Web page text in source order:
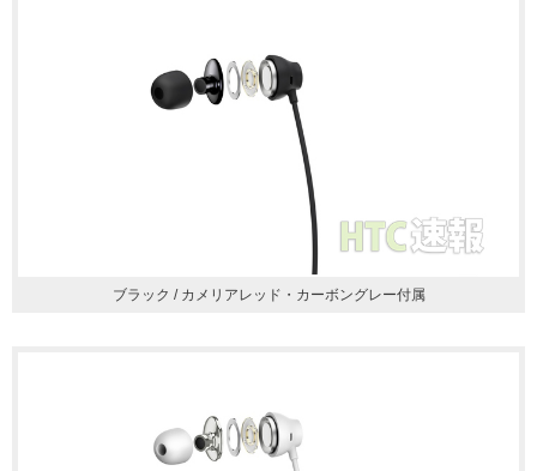
ブラック / カメリアレッド・カーボングレー付属